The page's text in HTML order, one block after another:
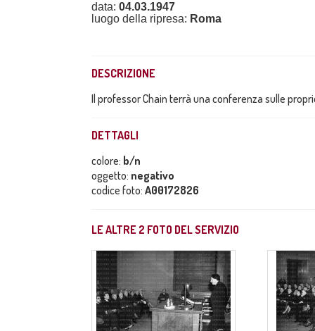
data: 04.03.1947
luogo della ripresa: Roma
DESCRIZIONE
Il professor Chain terrà una conferenza sulle
DETTAGLI
colore: b/n
oggetto: negativo
codice foto: A00172826
LE ALTRE 2 FOTO DEL SERVIZIO